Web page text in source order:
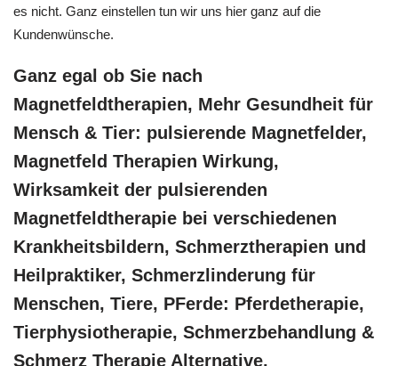
es nicht. Ganz einstellen tun wir uns hier ganz auf die
Kundenwünsche.
Ganz egal ob Sie nach
Magnetfeldtherapien, Mehr Gesundheit für
Mensch & Tier: pulsierende Magnetfelder,
Magnetfeld Therapien Wirkung,
Wirksamkeit der pulsierenden
Magnetfeldtherapie bei verschiedenen
Krankheitsbildern, Schmerztherapien und
Heilpraktiker, Schmerzlinderung für
Menschen, Tiere, PFerde: Pferdetherapie,
Tierphysiotherapie, Schmerzbehandlung &
Schmerz Therapie Alternative,